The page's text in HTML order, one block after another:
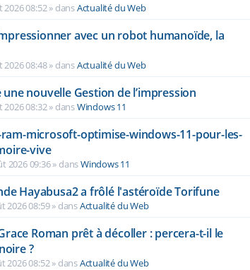
2026 08:52» dansActualité du Web
avec un robot humanoïde, la
2026 08:48» dansActualité du Web
nouvelle Gestion de l’impression
2026 08:32» dansWindows 11
microsoft-optimise-windows-11-pour-les-
vive
2026 09:36» dansWindows 11
Hayabusa2 a frôlé l'astéroïde Torifune
2026 08:59» dansActualité du Web
Roman prêt à décoller : percera-t-il le
?
2026 08:52» dansActualité du Web